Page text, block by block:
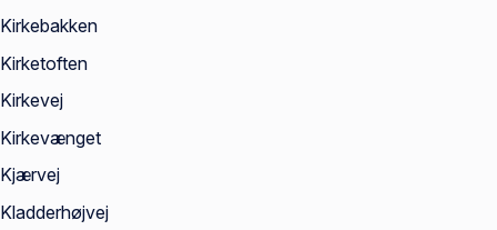
Kirkebakken
Kirketoften
Kirkevej
Kirkevænget
Kjærvej
Kladderhøjvej